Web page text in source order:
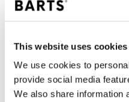
This website uses cookies
We use cookies to
provide social media
We also share information